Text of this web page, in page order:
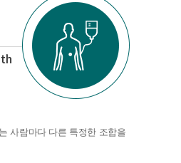
사람마다 다른 특정한 조합을